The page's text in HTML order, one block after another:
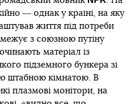
― однак у країні, на яку
життя під потреби
з союзною путіну
матеріал із
підземного бункера зі
штабною кімнатою. В
плазмові монітори, на